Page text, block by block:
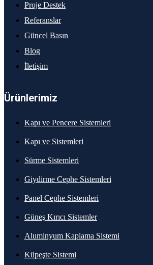
Proje Destek
Referanslar
Güncel Basın
Blog
İletişim
Ürünlerimiz
Kapı ve Pencere Sistemleri
Kapı ve Sistemleri
Sürme Sistemleri
Giydirme Cephe Sistemleri
Panel Cephe Sistemleri
Güneş Kırıcı Sistemler
Aluminyum Kaplama Sistemi
Küpeşte Sistemi